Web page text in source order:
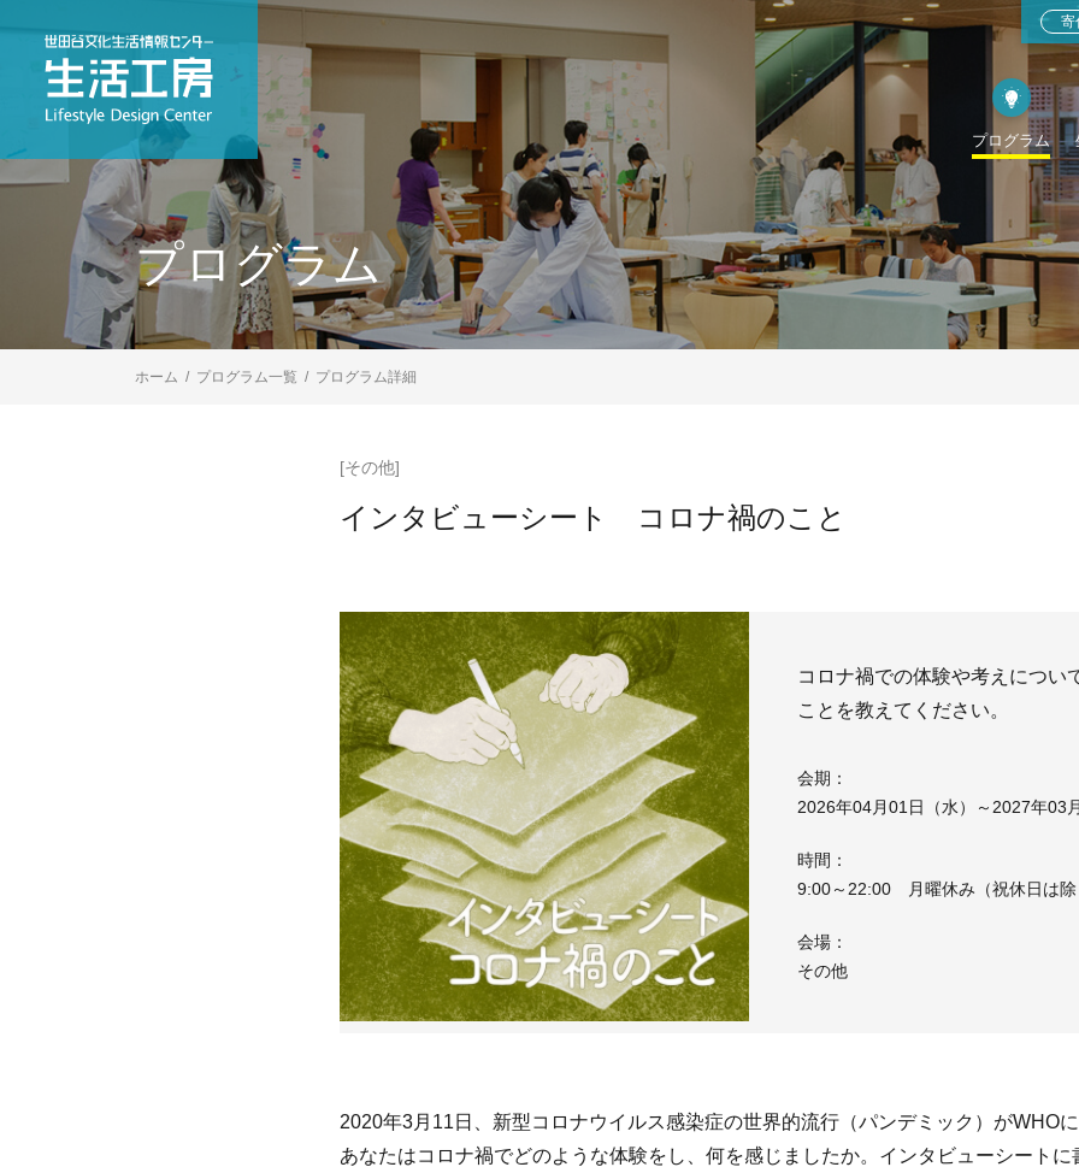
プログラム
寄
プログラム
ホーム プログラム一覧 プログラム詳細
[その他]
インタビューシート コロナ禍のこと
コロナ禍での体験や考えについ
ことを教えてください。
会期：
2026年04月01日（水）～2027年03
時間：
9:00～22:00 月曜休み（祝休日は除
会場：
その他
2020年3月11日、新型コロナウイルス感染症の世界的流行（パンデミック）がWHOに
あなたはコロナ禍でどのような体験をし、何を感じましたか。インタビューシートに